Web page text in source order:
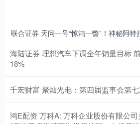
联合证券 天问一号“惊鸿一瞥”！神秘阿特
海陆证券 理想汽车下调全年销量目标
18%
千宏财富 聚灿光电：第四届监事会第
鸿E配资 万科A: 万科企业股份有限公司